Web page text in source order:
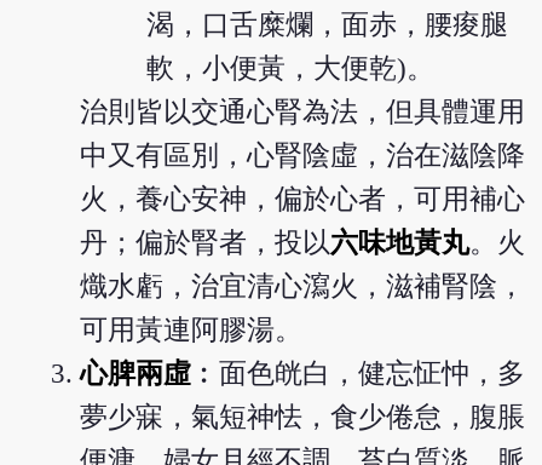
渴，口舌糜爛，面赤，腰痠腿
軟，小便黃，大便乾)。
治則皆以交通心腎為法，但具體運用
中又有區別，心腎陰虛，治在滋陰降
火，養心安神，偏於心者，可用補心
丹；偏於腎者，投以六味地黃丸。火
熾水虧，治宜清心瀉火，滋補腎陰，
可用黃連阿膠湯。
心脾兩虛 ︰面色㿠白，健忘怔忡，多
夢少寐，氣短神怯，食少倦怠，腹脹